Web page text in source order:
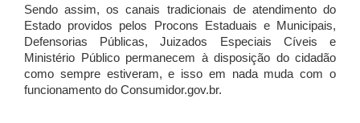
Sendo assim, os canais tradicionais de atendimento do
Estado providos pelos Procons Estaduais e Municipais,
Defensorias Públicas, Juizados Especiais Cíveis e
Ministério Público permanecem à disposição do cidadão
como sempre estiveram, e isso em nada muda com o
funcionamento do Consumidor.gov.br.